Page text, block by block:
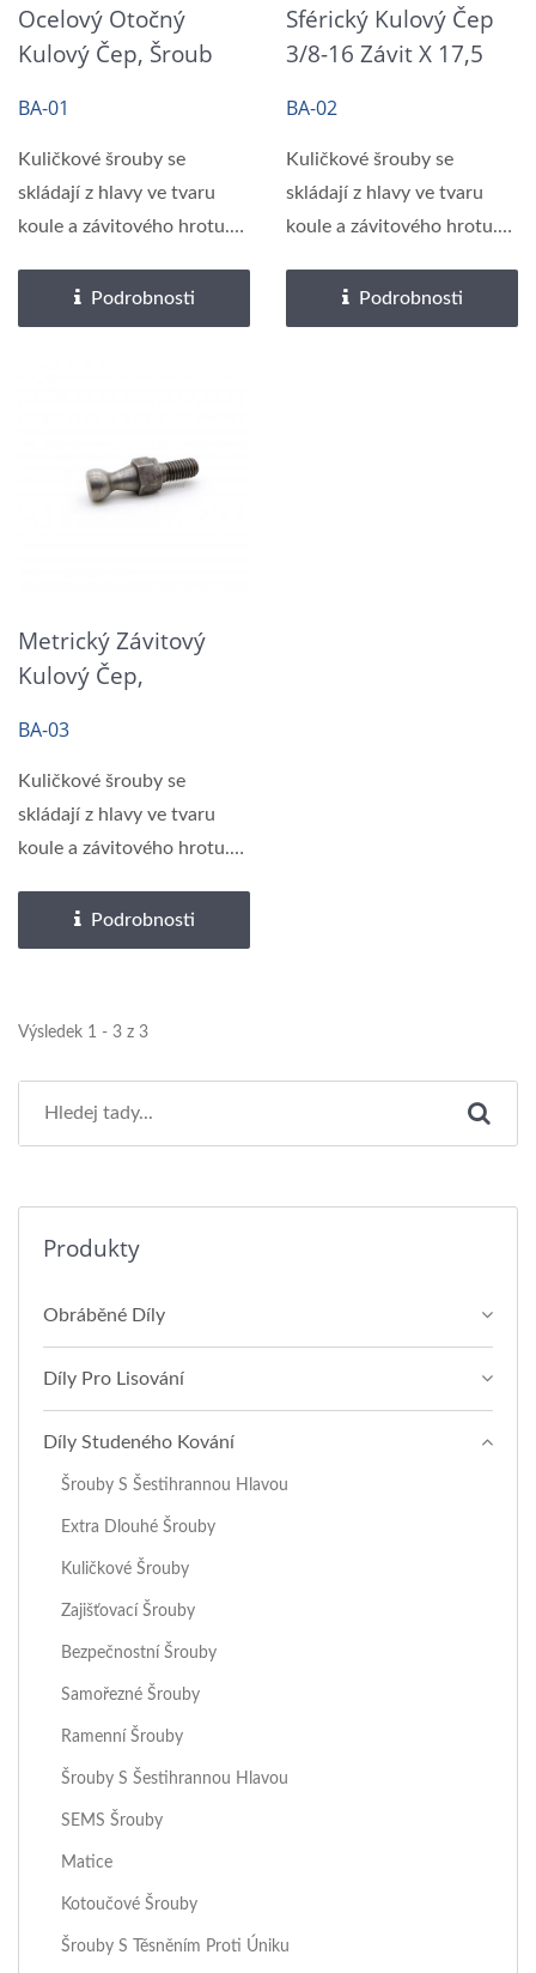
Ocelový Otočný
Kulový Čep, Šroub
BA-01
Kuličkové šrouby se
skládají z hlavy ve tvaru
koule a závitového hrotu.
Podrobnosti
Sférický Kulový Čep
3/8-16 Závit X 17,5
BA-02
Kuličkové šrouby se
skládají z hlavy ve tvaru
koule a závitového hrotu.
Podrobnosti
Metrický Závitový
Kulový Čep,
BA-03
Kuličkové šrouby se
skládají z hlavy ve tvaru
koule a závitového hrotu.
Podrobnosti
Výsledek 1 - 3 z 3
Produkty
Obráběné Díly
Díly Pro Lisování
Díly Studeného Kování
Šrouby S Šestihrannou Hlavou
Extra Dlouhé Šrouby
Kuličkové Šrouby
Zajišťovací Šrouby
Bezpečnostní Šrouby
Samořezné Šrouby
Ramenní Šrouby
Šrouby S Šestihrannou Hlavou
SEMS Šrouby
Matice
Kotoučové Šrouby
Šrouby S Těsněním Proti Úniku